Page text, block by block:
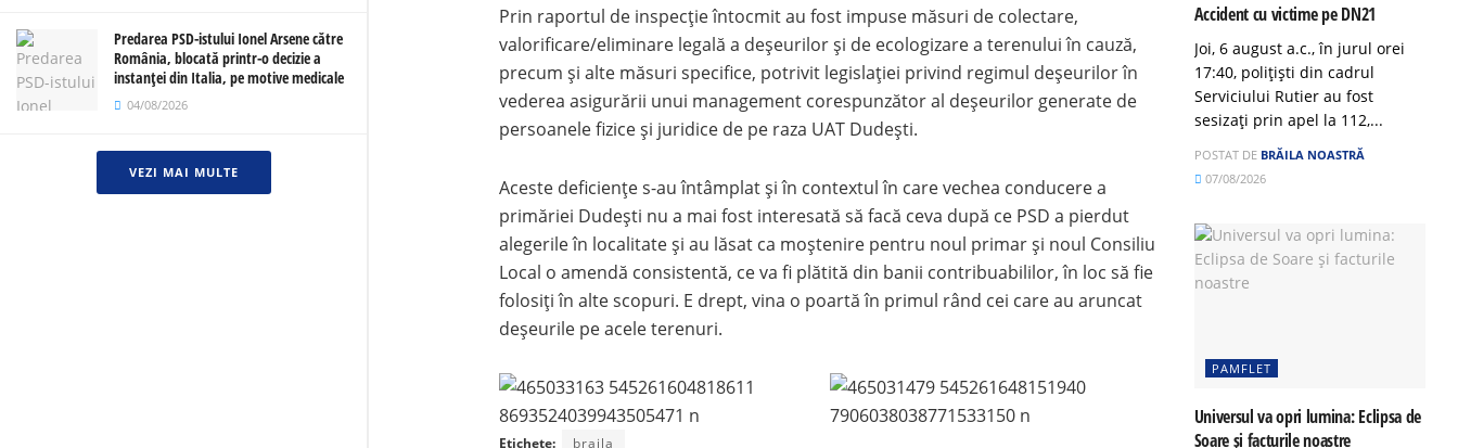
Predarea PSD-istului Ionel Arsene către
România, blocată printr-o decizie a
instanței din Italia, pe motive medicale
04/08/2026
VEZI MAI MULTE
Prin raportul de inspecție întocmit au fost impuse măsuri de colectare,
valorificare/eliminare legală a deșeurilor și de ecologizare a terenului în cauză,
precum și alte măsuri specifice, potrivit legislației privind regimul deșeurilor în
vederea asigurării unui management corespunzător al deșeurilor generate de
persoanele fizice și juridice de pe raza UAT Dudești.
Aceste deficiențe s-au întâmplat și în contextul în care vechea conducere a
primăriei Dudești nu a mai fost interesată să facă ceva după ce PSD a pierdut
alegerile în localitate și au lăsat ca moștenire pentru noul primar și noul Consiliu
Local o amendă consistentă, ce va fi plătită din banii contribuabililor, în loc să fie
folosiți în alte scopuri. E drept, vina o poartă în primul rând cei care au aruncat
deșeurile pe acele terenuri.
Etichete:
braila
Accident cu victime pe DN21
Joi, 6 august a.c., în jurul orei
17:40, polițiști din cadrul
Serviciului Rutier au fost
sesizați prin apel la 112,...
POSTAT DE BRĂILA NOASTRĂ
07/08/2026
PAMFLET
Universul va opri lumina: Eclipsa de
Soare și facturile noastre